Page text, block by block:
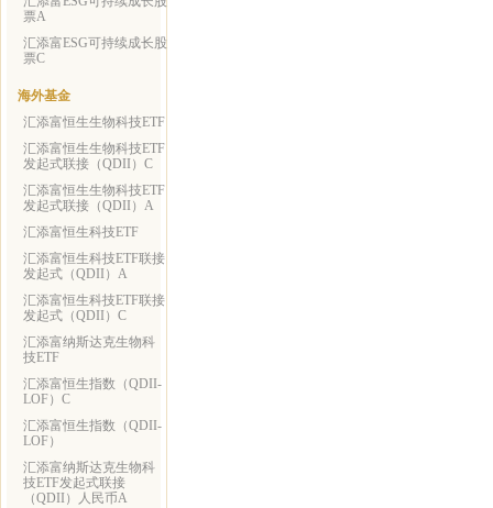
票A
汇添富ESG可持续成长股
票C
海外基金
汇添富恒生生物科技ETF
汇添富恒生生物科技ETF
发起式联接（QDII）C
汇添富恒生生物科技ETF
发起式联接（QDII）A
汇添富恒生科技ETF
汇添富恒生科技ETF联接
发起式（QDII）A
汇添富恒生科技ETF联接
发起式（QDII）C
汇添富纳斯达克生物科
技ETF
汇添富恒生指数（QDII-
LOF）C
汇添富恒生指数（QDII-
LOF）
汇添富纳斯达克生物科
技ETF发起式联接
（QDII）人民币A